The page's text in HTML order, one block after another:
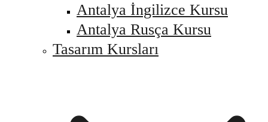
Antalya İngilizce Kursu
Antalya Rusça Kursu
Tasarım Kursları